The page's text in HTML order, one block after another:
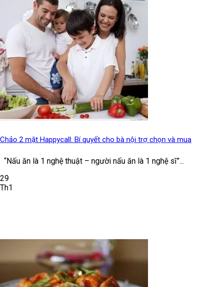
Chảo 2 mặt Happycall: Bí quyết cho bà nội trợ chọn và mua
“Nấu ăn là 1 nghệ thuật – người nấu ăn là 1 nghệ sĩ”...
29
Th1